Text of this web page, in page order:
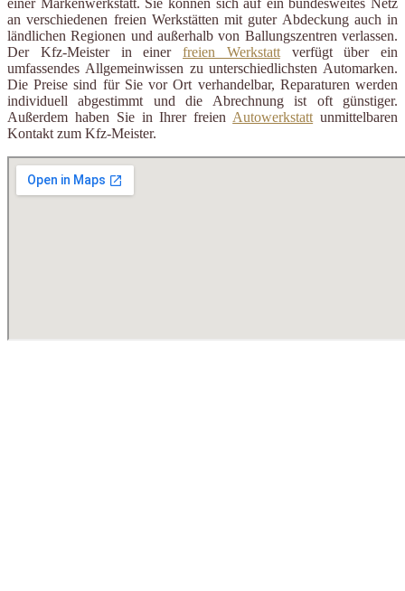
einer Markenwerkstatt. Sie können sich auf ein bundesweites Netz
an verschiedenen freien Werkstätten mit guter Abdeckung auch in
ländlichen Regionen und außerhalb von Ballungszentren verlassen.
Der Kfz-Meister in einer freien Werkstattverfügt über ein
umfassendes Allgemeinwissen zu unterschiedlichsten Automarken.
Die Preise sind für Sie vor Ort verhandelbar, Reparaturen werden
individuell abgestimmt und die Abrechnung ist oft günstiger.
Außerdem haben Sie in Ihrer freienAutowerkstattunmittelbaren
Kontakt zum Kfz-Meister.